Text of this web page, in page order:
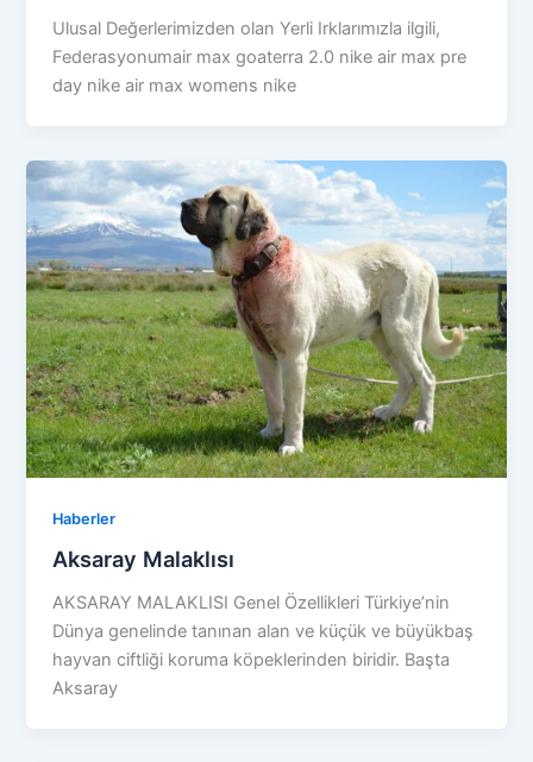
Ulusal Değerlerimizden olan Yerli Irklarımızla ilgili,
Federasyonumair max goaterra 2.0 nike air max pre
day nike air max womens nike
Haberler
Aksaray Malaklısı
AKSARAY MALAKLISI Genel Özellikleri Türkiye’nin
Dünya genelinde tanınan alan ve küçük ve büyükbaş
hayvan ciftliği koruma köpeklerinden biridir. Başta
Aksaray